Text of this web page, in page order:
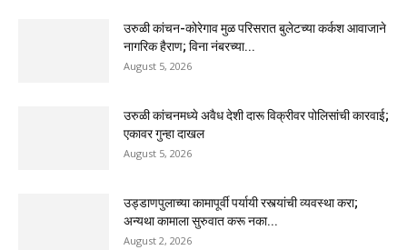
उरुळी कांचन-कोरेगाव मुळ परिसरात बुलेटच्या कर्कश आवाजाने
नागरिक हैराण; विना नंबरच्या...
August 5, 2026
उरुळी कांचनमध्ये अवैध देशी दारू विक्रीवर पोलिसांची कारवाई;
एकावर गुन्हा दाखल
August 5, 2026
उड्डाणपुलाच्या कामापूर्वी पर्यायी रस्त्यांची व्यवस्था करा;
अन्यथा कामाला सुरुवात करू नका...
August 2, 2026